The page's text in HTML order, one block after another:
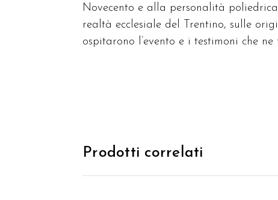
Novecento e alla personalità
realtà ecclesiale del Trentino, sulle
ospitarono l’evento e i testimoni che
Prodotti correlati